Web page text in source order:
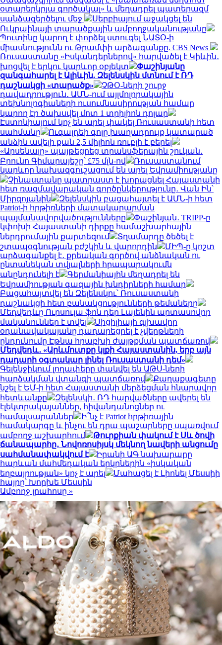
օտարերկրյա գործակալ» և մեղադրել պատերազմ
սանձազերծելու մեջ
Սերբիայում աջակցել են
Ուկրաինայի տարածքային ամբողջականությանը
Պուտինը կարող է փորձել ստուգել ՆԱՏՕ-ի
միասնությունն ու Թրամփի արձագանքը. CBS News
Ռուսաստանը «Իսկանդերներով» հարվածել է Կիևին․
խոցվել է երկու կարևոր օբյեկտ
Փաշինյանը
զանգահարել է Ալիևին. Զելենսկին մտնում է ՌԴ
դաշնակցի «տարածք»
ՉԹՕ-ների շուրջ
դավադրություն․ ԱՄՆ-ում այլմոլորակային
տեխնոլոգիաների ուսումնասիրության համար
կարող էր ծախսվել մոտ 1 տրիլիոն դոլար
Էստոնիայում կոչ են արել փակել Ռուսաստանի հետ
սահմանը
Ուգալդեի գոլը խաղադրույք կատարած
անձին ավելի քան 2,5 միլիոն ռուբլի է բերել
«Արսենալը» պայթեցրեց տրանսֆերային շուկան․
Բրունո Գիմարայեշը՝ £75 մլն-ով
Ռուսաստանում
կարևոր նախազգուշացում են արել Եվրամիությանը
Չինաստանը պատրաստ է խորացնել Հայաստանի
հետ ռազմավարական գործընկերությունը․ Վան Ին՝
Միրզոյանին
Զելենսկին բացահայտել է ԱՄՆ-ի հետ
Patriot-ի հրթիռների մատակարարման
պայմանավորվածությունները
Փաշինյան․ TRIPP-ը
կփոխի Հայաստանի դիրքը համաշխարհային
ներդրումային քարտեզում
Տղամարդը ծեծել է
շտապօգնության բժշկին և վարորդին
ՄԻՊ-ը կոշտ
արձագանքել է․ քրեական գործով անձնական ու
ընտանեկան տվյալների հրապարակումն
անընդունելի է
Գերմանիային մեղադրել են
Եվրամիության գազային խնդիրների համար
Բացահայտվել են Զելենսկու՝ Ռուսաստանի
դաշնակցի հետ բանակցությունների թեմաները
Մեդվեդևը Ուրսուլա ֆոն դեր Լայենին արտասովոր
մականուններ է տվել
Սիցիլիայի գլխավոր
օդանավակայանը դադարեցրել է չվերթների
ընդունումը Էթնա հրաբխի ժայթքման պատճառով
Մեդվեդև․ «Արևմուտքը կլքի Հայաստանին, երբ այն
դադարի օգտակար լինել Ռուսաստանի դեմ»
Գելենջիկում լողափերը փակվել են ԱԹՍ-ների
հարձակման վտանգի պատճառով
Քաղաքագետը
նշել է ԵՄ-ի հետ Հայաստանի մերձեցման հնարավոր
հետևանքը
Զելենսկի․ ՌԴ հարվածները ավերել են
էլեկտրակայաններ, հիվանդանոցներ ու
համալսարաններ
Ի՞նչ է Patriot հրթիռային
համակարգը և ինչու են դրա պաշարները սպառվում
ամբողջ աշխարհում
Թուրքիան փակում է Սև ծովի
ճանապարհը․ Նովոռոսիյսկ մեկնող նավերի անցումը
սահմանափակվում է
Իրանի ԱԳ նախարարը
հարևան մահմեդական երկրներին «իսկական
եղբայրության» կոչ է արել
Մահացել է Լիոնել Մեսսիի
հայրը՝ Խորխե Մեսսին
Ամբողջ լրահոսը »